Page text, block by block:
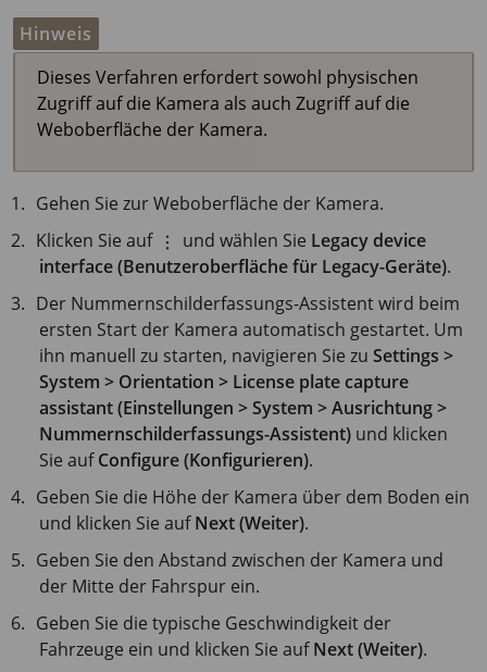
Hinweis
Dieses Verfahren erfordert sowohl physischen
Zugriff auf die Kamera als auch Zugriff auf die
Weboberfläche der Kamera.
Gehen Sie zur Weboberfläche der Kamera.
Klicken Sie auf
und wählen Sie Legacy device
interface (Benutzeroberfläche für Legacy-Geräte).
Der Nummernschilderfassungs-Assistent wird beim
ersten Start der Kamera automatisch gestartet. Um
ihn manuell zu starten, navigieren Sie zu Settings >
System > Orientation > License plate capture
assistant (Einstellungen > System > Ausrichtung >
Nummernschilderfassungs-Assistent) und klicken
Sie aufConfigure (Konfigurieren).
Geben Sie die Höhe der Kamera über dem Boden ein
und klicken Sie aufNext (Weiter).
Geben Sie den Abstand zwischen der Kamera und
der Mitte der Fahrspur ein.
Geben Sie die typische Geschwindigkeit der
Fahrzeuge ein und klicken Sie aufNext (Weiter).